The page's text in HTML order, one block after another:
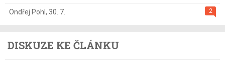
2
Ondřej Pohl , 30. 7.
DISKUZE KE ČLÁNKU